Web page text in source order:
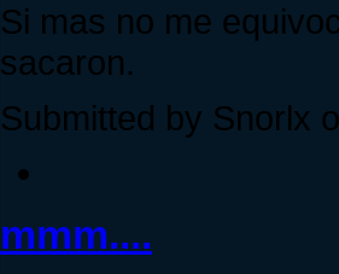
Si mas no me
sacaron.
Submitted by Snorlx
mmm....